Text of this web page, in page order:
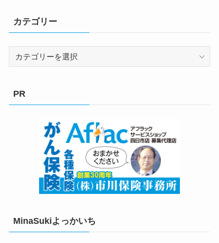
カテゴリー
PR
MinaSukiよっかいち